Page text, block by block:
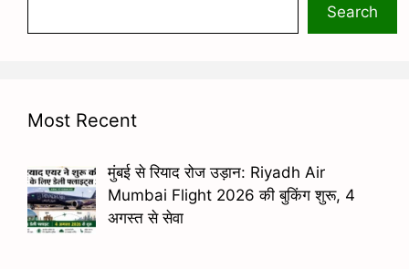
Search
Most Recent
मुंबई से रियाद रोज उड़ान: Riyadh Air
Mumbai Flight 2026 की बुकिंग शुरू, 4
अगस्त से सेवा